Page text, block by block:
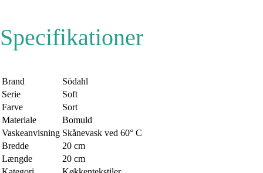
Specifikationer
Brand
Södahl
Serie
Soft
Farve
Sort
Materiale
Bomuld
Vaskeanvisning Skånevask ved 60° C
Bredde
20 cm
Længde
20 cm